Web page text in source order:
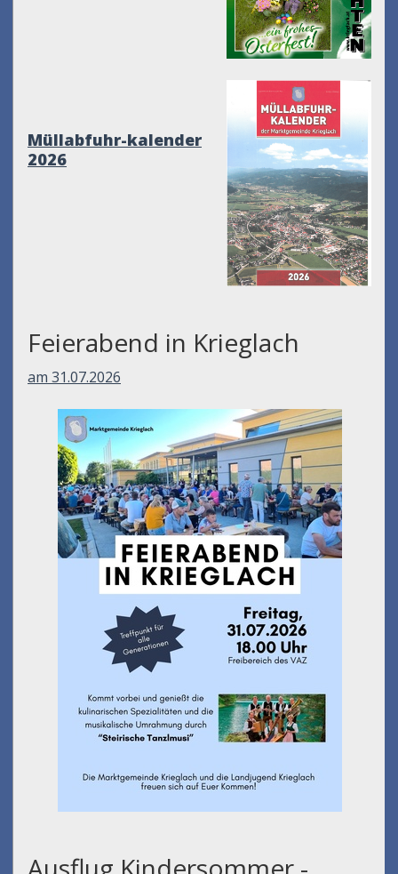
Müllabfuhr-kalender
2026
Feierabend in Krieglach
am 31.07.2026